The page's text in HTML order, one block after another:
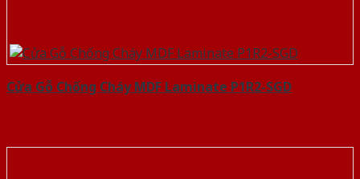
Cửa Gỗ Chống Cháy MDF Laminate P1R2-SGD